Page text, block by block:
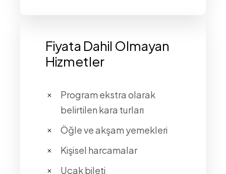
Fiyata Dahil Olmayan
Hizmetler
Program ekstra olarak
belirtilen kara turları
Öğle ve akşam yemekleri
Kişisel harcamalar
Uçak bileti